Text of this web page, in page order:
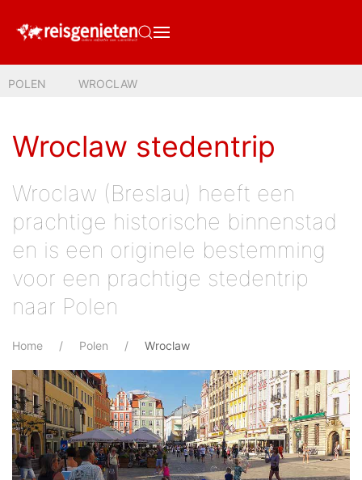
POLEN WROCLAW
Wroclaw stedentrip
Wroclaw (Breslau) heeft een
prachtige historische binnenstad
en is een originele bestemming
voor een prachtige stedentrip
naar Polen
Home Polen Wroclaw